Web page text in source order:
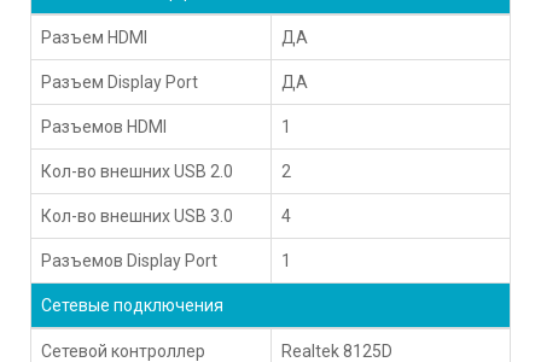
Разъем HDMI ДА
Разъем Display Port ДА
Разъемов HDMI 1
Кол-во внешних USB 2.0 2
Кол-во внешних USB 3.0 4
Разъемов Display Port 1
Сетевые подключения
Сетевой контроллер Realtek 8125D